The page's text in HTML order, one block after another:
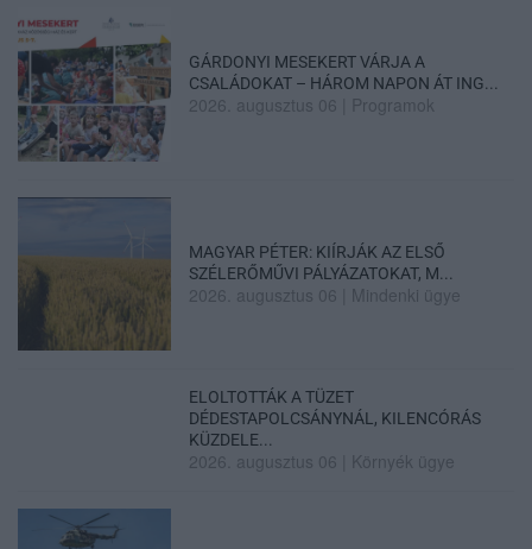
GÁRDONYI MESEKERT VÁRJA A
CSALÁDOKAT – HÁROM NAPON ÁT ING...
2026. augusztus 06 Programok
MAGYAR PÉTER: KIÍRJÁK AZ ELSŐ
SZÉLERŐMŰVI PÁLYÁZATOKAT, M...
2026. augusztus 06 Mindenki ügye
ELOLTOTTÁK A TÜZET
DÉDESTAPOLCSÁNYNÁL, KILENCÓRÁS
KÜZDELE...
2026. augusztus 06 Környék ügye